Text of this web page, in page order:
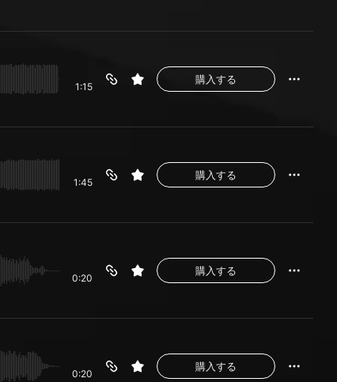
1:15
購入する
1:45
購入する
0:20
購入する
0:20
購入する